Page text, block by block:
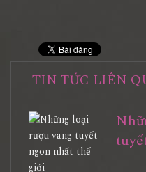
TIN TỨC LIÊN